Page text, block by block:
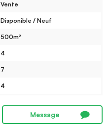
Vente
Disponible / Neuf
500m²
4
7
4
Message